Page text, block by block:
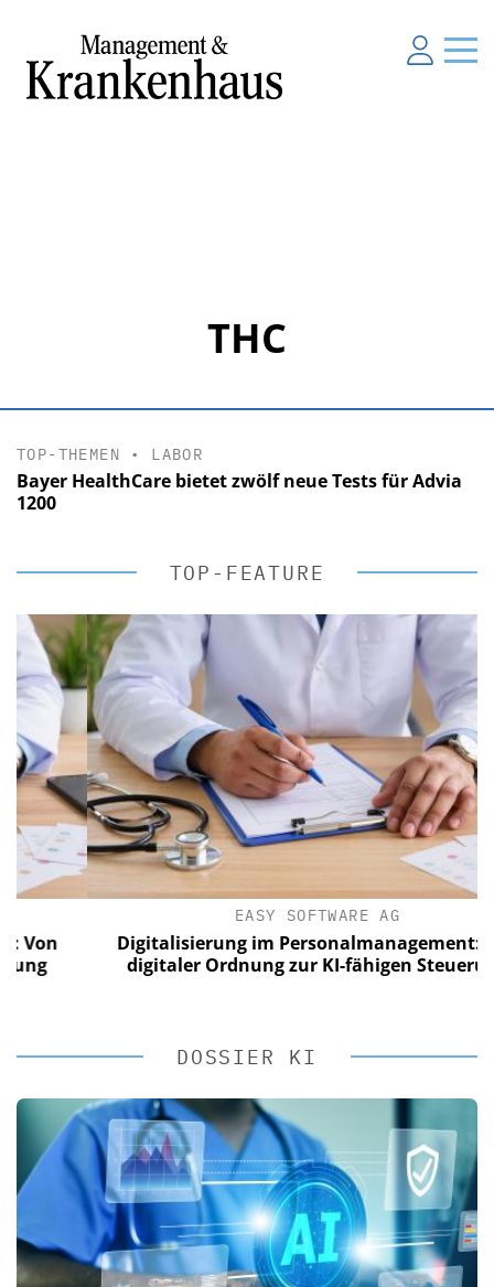
THC
TOP-THEMEN • LABOR
Bayer HealthCare bietet zwölf neue Tests für Advia
1200
TOP-FEATURE
EASY SOFTWARE AG
Digitalisierung im Personalmanagement: Von
digitaler Ordnung zur KI-fähigen Steuerung
DOSSIER KI